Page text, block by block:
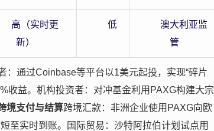
高（实时更
新）
低
澳大利亚监
管
：通过Coinbase等平台以1美元起投，实现“碎片
收益。机构投资者：对冲基金利用PAXG构建大宗
境支付与结算跨境汇款：非洲企业使用PAXG向欧
至实时到账。国际贸易：沙特阿拉伯计划试点用